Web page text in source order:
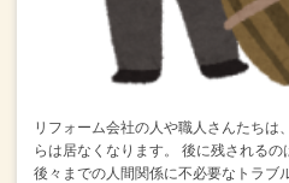
リフォーム会社の人や職人さんたちは
らは居なくなります。
後に残されるの
後々までの人間関係に不必要なトラブ